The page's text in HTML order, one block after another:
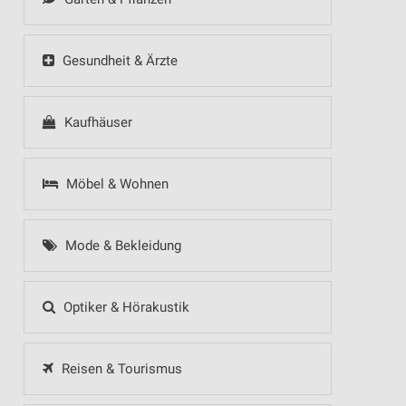
Gesundheit & Ärzte
Kaufhäuser
Möbel & Wohnen
Mode & Bekleidung
Optiker & Hörakustik
Reisen & Tourismus